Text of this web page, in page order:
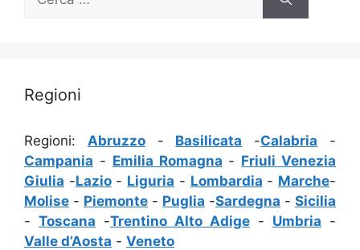
per:
Regioni
Regioni: Abruzzo- Basilicata -Calabria -
Campania - Emilia Romagna - Friuli Venezia
Giulia -Lazio- Liguria - Lombardia - Marche-
Molise - Piemonte - Puglia -Sardegna - Sicilia
- Toscana -Trentino Alto Adige - Umbria -
Valle d’Aosta - Veneto